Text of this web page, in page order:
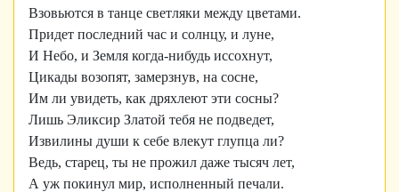
Взовьются в танце светляки между цветами.
Придет последний час и солнцу, и луне,
И Небо, и Земля когда-нибудь иссохнут,
Цикады возопят, замерзнув, на сосне,
Им ли увидеть, как дряхлеют эти сосны?
Лишь Эликсир Златой тебя не подведет,
Извилины души к себе влекут глупца ли?
Ведь, старец, ты не прожил даже тысяч лет,
А уж покинул мир, исполненный печали.